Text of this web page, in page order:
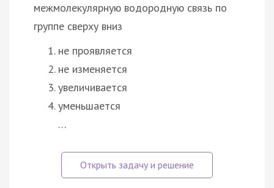
межмолекулярную водородную связь по
группе сверху вниз
не проявляется
не изменяется
увеличивается
уменьшается
…